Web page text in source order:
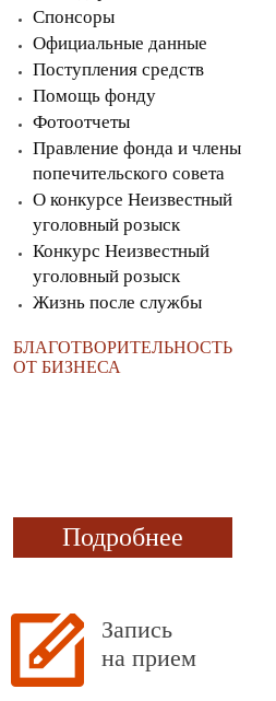
Спонсоры
Официальные данные
Поступления средств
Помощь фонду
Фотоотчеты
Правление фонда и члены
попечительского совета
О конкурсе Неизвестный
уголовный розыск
Конкурс Неизвестный
уголовный розыск
Жизнь после службы
БЛАГОТВОРИТЕЛЬНОСТЬ
ОТ БИЗНЕСА
Подробнее
Запись
на прием